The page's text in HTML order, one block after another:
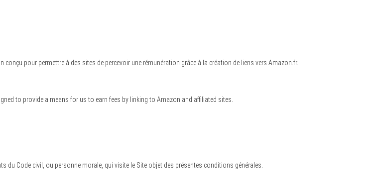
pour permettre à des sites de percevoir une rémunération grâce à la création de liens vers Amazon.fr.
to provide a means for us to earn fees by linking to Amazon and affiliated sites.
Code civil, ou personne morale, qui visite le Site objet des présentes conditions générales.